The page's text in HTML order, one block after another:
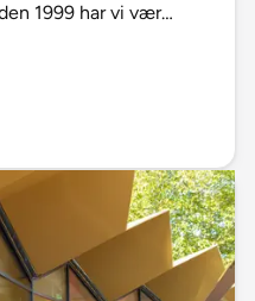
1999 har vi vær…